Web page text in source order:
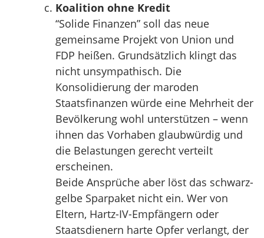
Koalition ohne Kredit
“Solide Finanzen” soll das neue
gemeinsame Projekt von Union und
FDP heißen. Grundsätzlich klingt das
nicht unsympathisch. Die
Konsolidierung der maroden
Staatsfinanzen würde eine Mehrheit der
Bevölkerung wohl unterstützen – wenn
ihnen das Vorhaben glaubwürdig und
die Belastungen gerecht verteilt
erscheinen.
Beide Ansprüche aber löst das schwarz-
gelbe Sparpaket nicht ein. Wer von
Eltern, Hartz-IV-Empfängern oder
Staatsdienern harte Opfer verlangt, der